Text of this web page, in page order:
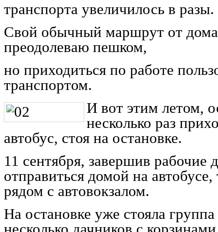
транспорта увеличилось в разы.
Свой обычный маршрут от
преодолеваю пешком,
но приходиться по работе
транспортом.
И вот этим летом,
несколько раз
автобус, стоя на остановке.
11 сентября, завершив рабочие
отправиться домой на автобусе,
рядом с автовокзалом.
На остановке уже стояла